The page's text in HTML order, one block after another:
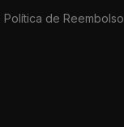
Política de Reembolso